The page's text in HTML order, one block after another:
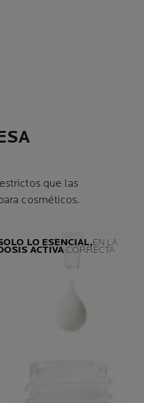
que las
cosméticos.
LO ESENCIAL,EN LA
ACTIVACORRECTA